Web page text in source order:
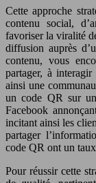
Cette approche
contenu social,
favoriser la viralité
diffusion auprès
contenu, vous
partager, à
ainsi une
un code QR sur
Facebook
incitant ainsi les
partager
code QR ont un
Pour réussir cette